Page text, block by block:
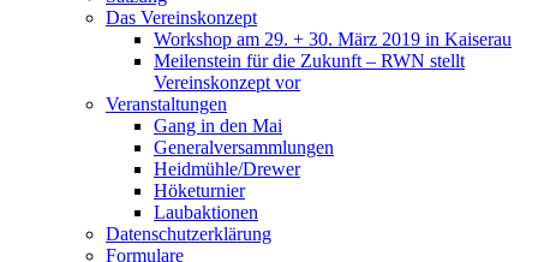
Das Vereinskonzept
Workshop am 29. + 30. März 2019 in Kaiserau
Meilenstein für die Zukunft – RWN stellt
Vereinskonzept vor
Veranstaltungen
Gang in den Mai
Generalversammlungen
Heidmühle/Drewer
Höketurnier
Laubaktionen
Datenschutzerklärung
Formulare